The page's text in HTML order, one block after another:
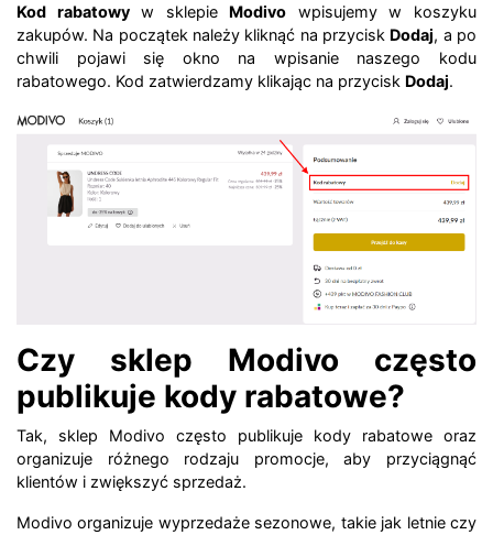
Kod rabatowyw sklepie Modivo wpisujemy w koszyku
zakupów. Na początek należy kliknąć na przycisk Dodaj, a po
chwili pojawi się okno na wpisanie naszego kodu
rabatowego. Kod zatwierdzamy klikając na przycisk Dodaj.
Czy sklep Modivo często
publikuje kody rabatowe?
Tak, sklep Modivo często publikuje kody rabatowe oraz
organizuje różnego rodzaju promocje, aby przyciągnąć
klientów i zwiększyć sprzedaż.
Modivo organizuje wyprzedaże sezonowe, takie jak letnie czy